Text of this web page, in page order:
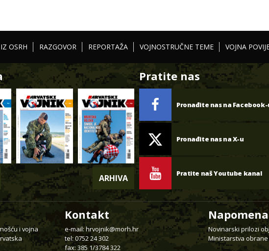
OSRH RAZGOVOR REPORTAŽA VOJNOSTRUČNE TEME VOJNA
ARHIVA
Pratite nas
Pronađite nas na Facebook-
Pronađite nas na X-u
Pratite naš Youtube kanal
i vojna
Kontakt
e-mail:hrvojnik@morh.hr
tel: 0752 24 302
fax: 385 1/3784 322
Napomena
Novinarski prilozi
Ministarstva obrane